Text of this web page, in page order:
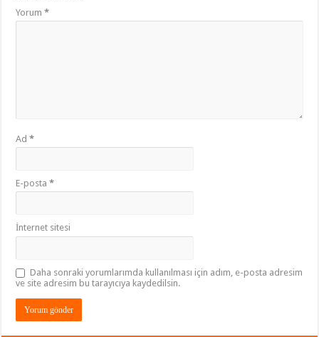
Yorum*
Ad*
E-posta*
İnternet sitesi
Daha sonraki yorumlarımda kullanılması için adım, e-posta adresim
ve site adresim bu tarayıcıya kaydedilsin.